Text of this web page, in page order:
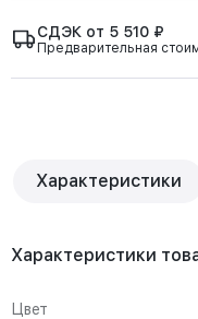
СДЭК от 5 510 ₽
Предварительная
Характеристики
Характеристики
Цвет